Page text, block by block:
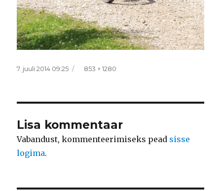
Postitatud
7. juuli 2014 09:25 Täissuurus
853 × 1280
Lisa kommentaar
Vabandust, kommenteerimiseks pead sisse
logima.